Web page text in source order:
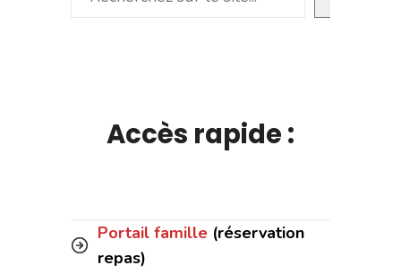
Accès rapide :
Portail famille (réservation
repas)